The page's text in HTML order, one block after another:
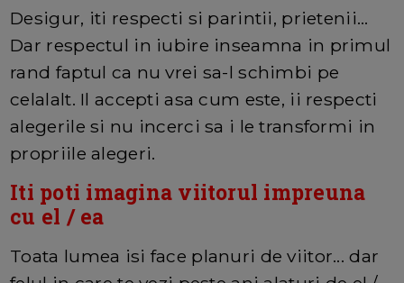
Desigur, iti respecti si parintii, prietenii...
Dar respectul in iubire inseamna in primul
rand faptul ca nu vrei sa-l schimbi pe
celalalt. Il accepti asa cum este, ii respecti
alegerile si nu incerci sa i le transformi in
propriile alegeri.
Iti poti imagina viitorul impreuna
cu el / ea
Toata lumea isi face planuri de viitor... dar